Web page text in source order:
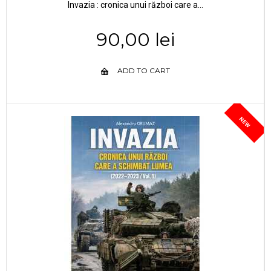
Invazia : cronica unui război care a...
90,00 lei
ADD TO CART
NEW